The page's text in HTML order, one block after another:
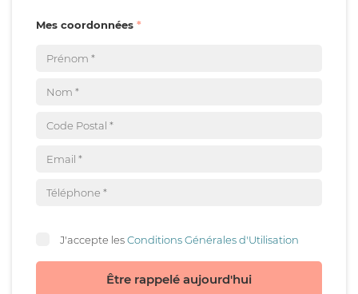
Mes coordonnées
J'accepte lesConditions Générales d'Utilisation
Être rappelé aujourd'hui